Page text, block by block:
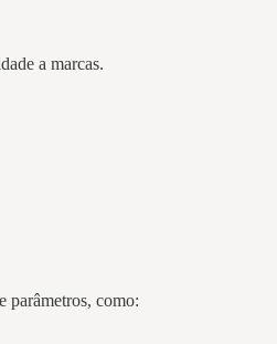
a marcas.
parâmetros, como: